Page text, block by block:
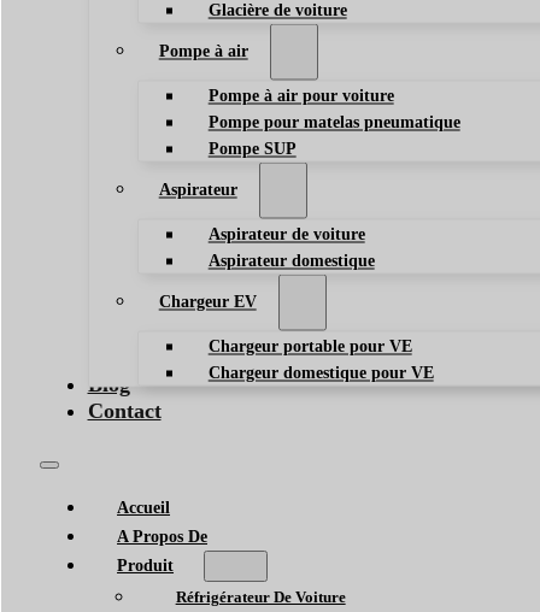
Glacière de voiture
Pompe à air
Pompe à air pour voiture
Pompe pour matelas pneumatique
Pompe SUP
Aspirateur
Aspirateur de voiture
Aspirateur domestique
Chargeur EV
Chargeur portable pour VE
Chargeur domestique pour VE
Blog
Contact
Accueil
A Propos De
Produit
Réfrigérateur De Voiture